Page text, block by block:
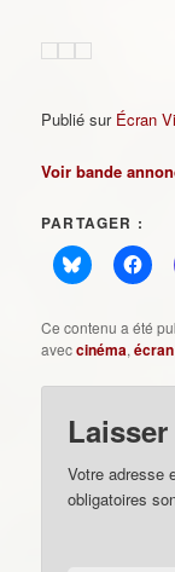
Publié sur Écran
Voir bande
PARTAGER :
Ce contenu a été
aveccinéma,
Votre adresse
obligatoires